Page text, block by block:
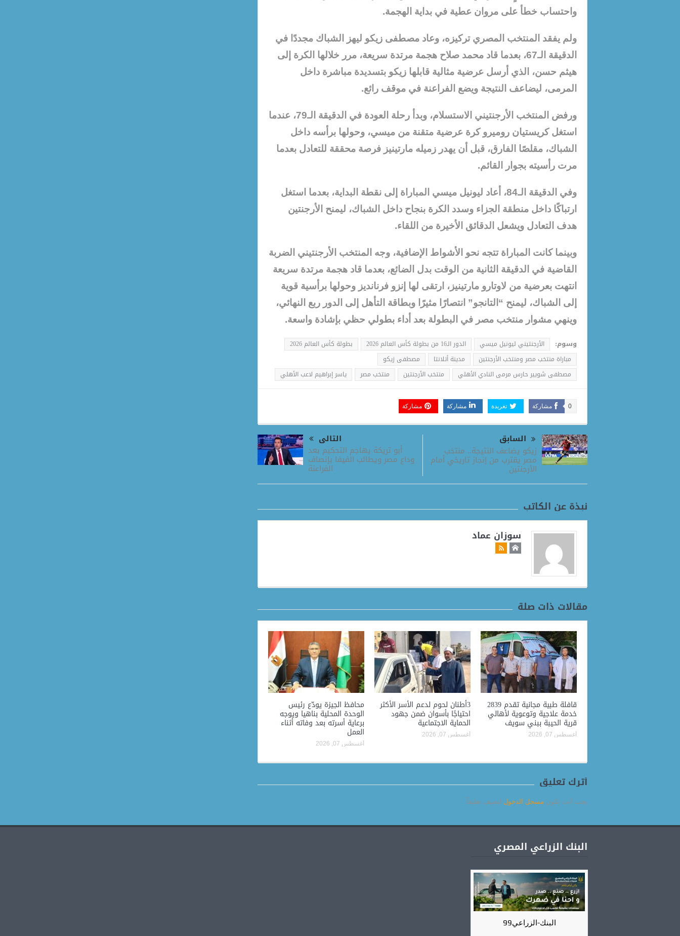
واحتساب خطأ على مروان عطية في بداية الهجمة.
ولم يفقد المنتخب المصري تركيزه، وعاد مصطفى زيكو ليهز الشباك مجددًا في
الدقيقة الـ67، بعدما قاد محمد صلاح هجمة مرتدة سريعة، مرر خلالها الكرة إلى
هيثم حسن، الذي أرسل عرضية مثالية قابلها زيكو بتسديدة مباشرة داخل
المرمى، ليضاعف النتيجة ويضع الفراعنة في موقف رائع.
ورفض المنتخب الأرجنتيني الاستسلام، وبدأ رحلة العودة في الدقيقة الـ79، عندما
استغل كريستيان روميرو كرة عرضية متقنة من ميسي، وحولها برأسه داخل
الشباك، مقلصًا الفارق، قبل أن يهدر زميله مارتينيز فرصة محققة للتعادل بعدما
مرت رأسيته بجوار القائم.
وفي الدقيقة الـ84، أعاد ليونيل ميسي المباراة إلى نقطة البداية، بعدما استغل
ارتباكًا داخل منطقة الجزاء وسدد الكرة بنجاح داخل الشباك، ليمنح الأرجنتين
هدف التعادل ويشعل الدقائق الأخيرة من اللقاء.
وبينما كانت المباراة تتجه نحو الأشواط الإضافية، وجه المنتخب الأرجنتيني الضربة
القاضية في الدقيقة الثانية من الوقت بدل الضائع، بعدما قاد هجمة مرتدة سريعة
انتهت بعرضية من لاوتارو مارتينيز، ارتقى لها إنزو فرنانديز وحولها برأسية قوية
إلى الشباك، ليمنح “التانجو” انتصارًا مثيرًا وبطاقة التأهل إلى الدور ربع النهائي،
وينهي مشوار منتخب مصر في البطولة بعد أداء بطولي حظي بإشادة واسعة.
وسوم: الأرجنتيني ليونيل ميسي الدور الـ16 من بطولة كأس العالم 2026
بطولة كأس العالم 2026
مباراة منتخب مصر ومنتخب الأرجنتين
مدينة أتلانتا
مصطفى زيكو
مصطفى شويير حارس مرمى النادي الأهلي
منتخب الأرجنتين منتخب مصر ياسر إبراهيم لاعب الأهلي
مشاركة 0 تغريدة مشاركة مشاركة
السابق
زيكو يضاعف النتيجة.. منتخب
مصر يقترب من إنجاز تاريخي أمام
الأرجنتين
التالى
أبو تريكة يهاجم التحكيم بعد
وداع مصر ويطالب الفيفا بإنصاف
الفراعنة
نبذة عن الكاتب
سوزان عماد
مقالات ذات صلة
قافلة طبية مجانية تقدم 2839
خدمة علاجية وتوعوية لأهالي
قرية الحيبة ببني سويف
أغسطس 07, 2026
3أطنان لحوم لدعم الأسر الأكثر
احتياجًا بأسوان ضمن جهود
الحماية الاجتماعية
أغسطس 07, 2026
محافظ الجيزة يودّع رئيس
الوحدة المحلية بناهيا ويوجه
برعاية أسرته بعد وفاته أثناء
العمل
أغسطس 07, 2026
أترك تعليق
يجب أنت تكون مسجل الدخول لتضيف تعليقاً.
البنك الزراعي المصري
البنك-الزراعي99